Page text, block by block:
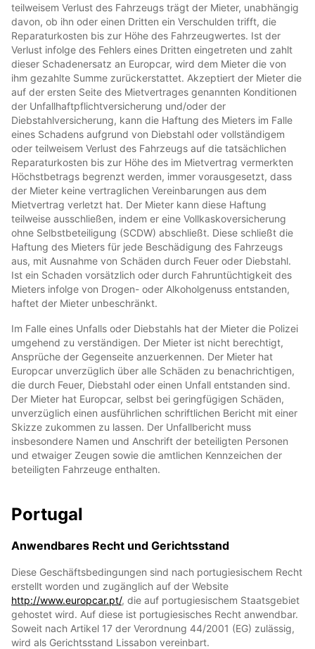
teilweisem Verlust des Fahrzeugs trägt der Mieter, unabhängig
davon, ob ihn oder einen Dritten ein Verschulden trifft, die
Reparaturkosten bis zur Höhe des Fahrzeugwertes. Ist der
Verlust infolge des Fehlers eines Dritten eingetreten und zahlt
dieser Schadenersatz an Europcar, wird dem Mieter die von
ihm gezahlte Summe zurückerstattet. Akzeptiert der Mieter die
auf der ersten Seite des Mietvertrages genannten Konditionen
der Unfallhaftpflichtversicherung und/oder der
Diebstahlversicherung, kann die Haftung des Mieters im Falle
eines Schadens aufgrund von Diebstahl oder vollständigem
oder teilweisem Verlust des Fahrzeugs auf die tatsächlichen
Reparaturkosten bis zur Höhe des im Mietvertrag vermerkten
Höchstbetrags begrenzt werden, immer vorausgesetzt, dass
der Mieter keine vertraglichen Vereinbarungen aus dem
Mietvertrag verletzt hat. Der Mieter kann diese Haftung
teilweise ausschließen, indem er eine Vollkaskoversicherung
ohne Selbstbeteiligung (SCDW) abschließt. Diese schließt die
Haftung des Mieters für jede Beschädigung des Fahrzeugs
aus, mit Ausnahme von Schäden durch Feuer oder Diebstahl.
Ist ein Schaden vorsätzlich oder durch Fahruntüchtigkeit des
Mieters infolge von Drogen- oder Alkoholgenuss entstanden,
haftet der Mieter unbeschränkt.
Im Falle eines Unfalls oder Diebstahls hat der Mieter die Polizei
umgehend zu verständigen. Der Mieter ist nicht berechtigt,
Ansprüche der Gegenseite anzuerkennen. Der Mieter hat
Europcar unverzüglich über alle Schäden zu benachrichtigen,
die durch Feuer, Diebstahl oder einen Unfall entstanden sind.
Der Mieter hat Europcar, selbst bei geringfügigen Schäden,
unverzüglich einen ausführlichen schriftlichen Bericht mit einer
Skizze zukommen zu lassen. Der Unfallbericht muss
insbesondere Namen und Anschrift der beteiligten Personen
und etwaiger Zeugen sowie die amtlichen Kennzeichen der
beteiligten Fahrzeuge enthalten.
Portugal
Anwendbares Recht und Gerichtsstand
Diese Geschäftsbedingungen sind nach portugiesischem Recht
erstellt worden und zugänglich auf der Website
http://www.europcar.pt/, die auf portugiesischem Staatsgebiet
gehostet wird. Auf diese ist portugiesisches Recht anwendbar.
Soweit nach Artikel 17 der Verordnung 44/2001 (EG) zulässig,
wird als Gerichtsstand Lissabon vereinbart.